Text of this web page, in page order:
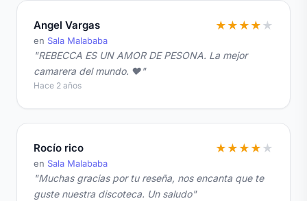
Angel Vargas
en Sala Malababa
★ ★ ★ ★ ★
"REBECCA ES UN AMOR DE PESONA. La mejor
camarera del mundo. ♥️"
Hace 2 años
Rocío rico
en Sala Malababa
★ ★ ★ ★ ★
"Muchas gracias por tu reseña, nos encanta que te
guste nuestra discoteca. Un saludo"